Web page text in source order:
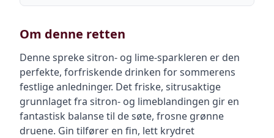
Om denne retten
Denne spreke sitron- og lime-sparkleren er den
perfekte, forfriskende drinken for sommerens
festlige anledninger. Det friske, sitrusaktige
grunnlaget fra sitron- og limeblandingen gir en
fantastisk balanse til de søte, frosne grønne
druene. Gin tilfører en fin, lett krydret